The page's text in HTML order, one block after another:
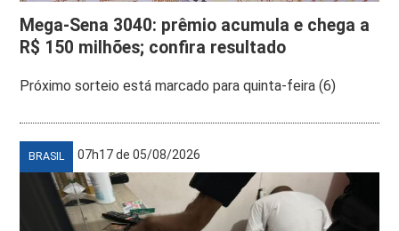
Mega-Sena 3040: prêmio acumula e chega a
R$ 150 milhões; confira resultado
Próximo sorteio está marcado para quinta-feira (6)
BRASIL 07h17 de 05/08/2026